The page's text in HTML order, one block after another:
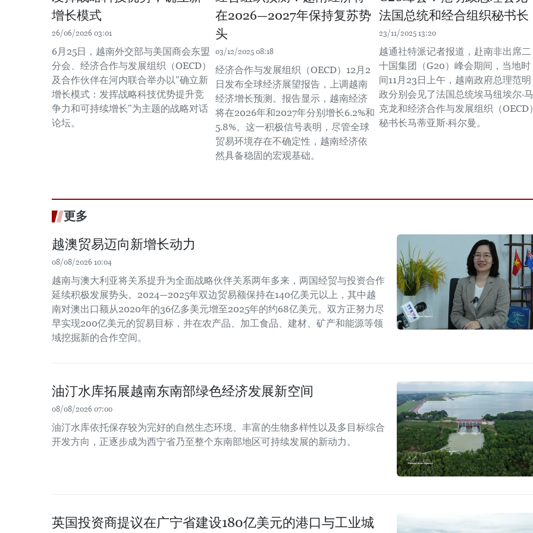
增长模式
26/06/2026 03:01
6月25日，越南外交部与美国商会东盟
分会、经济合作与发展组织（OECD）
及合作伙伴在河内联合举办以"确立新
增长模式：发挥战略科技优势提升竞
争力和可持续增长"为主题的战略对话
论坛。
在2026—2027年保持复苏势
头
03/12/2025 08:18
经济合作与发展组织（OECD）12月2
日发布全球经济展望报告，上调越南
经济增长预测。报告显示，越南经济
将在2026年和2027年分别增长6.2%和
5.8%。这一积极信号表明，尽管全球
贸易环境存在不确定性，越南经济依
然具备稳固的宏观基础。
法国总统和经合组织秘书长
23/11/2025 13:20
越通社特派记者报道，赴南非出席二
十国集团（G20）峰会期间，当地时
间11月23日上午，越南政府总理范明
政分别会见了法国总统埃马纽埃尔·马
克龙和经济合作与发展组织（OECD
秘书长马蒂亚斯·科尔曼。
更多
越澳贸易迈向新增长动力
08/08/2026 10:04
越南与澳大利亚将关系提升为全面战略伙伴关系两年多来，两国经贸与投资合作
延续积极发展势头。2024—2025年双边贸易额保持在140亿美元以上，其中越
南对澳出口额从2020年的36亿多美元增至2025年的约68亿美元。双方正努力尽
早实现200亿美元的贸易目标，并在农产品、加工食品、建材、矿产和能源等领
域挖掘新的合作空间。
油汀水库拓展越南东南部绿色经济发展新空间
08/08/2026 07:00
油汀水库依托保存较为完好的自然生态环境、丰富的生物多样性以及多目标综合
开发方向，正逐步成为西宁省乃至整个东南部地区可持续发展的新动力。
英国投资商提议在广宁省建设180亿美元的港口与工业城